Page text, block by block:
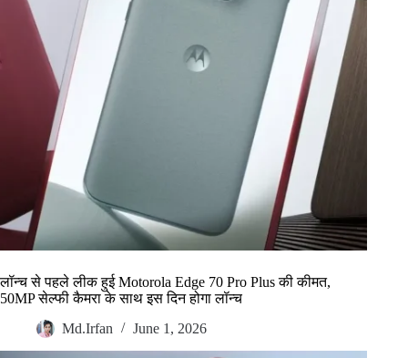
लॉन्च से पहले लीक हुई Motorola Edge 70 Pro Plus की कीमत,
50MP सेल्फी कैमरा के साथ इस दिन होगा लॉन्च
Md.Irfan
June 1, 2026